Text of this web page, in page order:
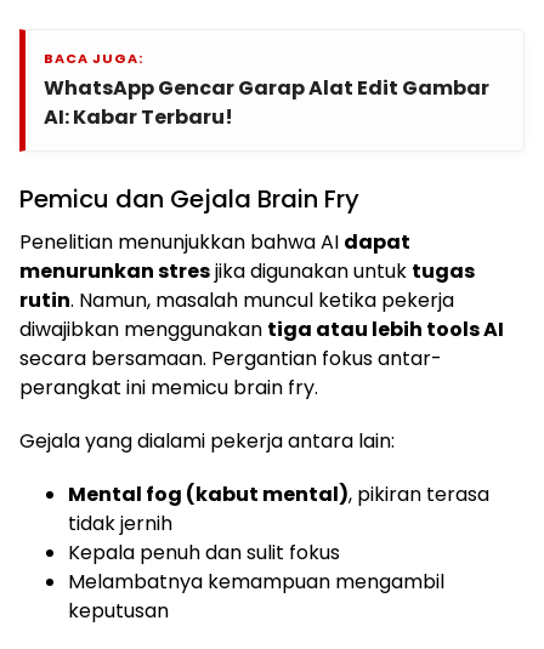
BACA JUGA:
WhatsApp Gencar Garap Alat Edit Gambar
AI: Kabar Terbaru!
Pemicu dan Gejala Brain Fry
Penelitian menunjukkan bahwa AI dapat
menurunkan stresjika digunakan untuk tugas
rutin. Namun, masalah muncul ketika pekerja
diwajibkan menggunakan tiga atau lebih tools AI
secara bersamaan. Pergantian fokus antar-
perangkat ini memicu brain fry.
Gejala yang dialami pekerja antara lain:
Mental fog (kabut mental), pikiran terasa
tidak jernih
Kepala penuh dan sulit fokus
Melambatnya kemampuan mengambil
keputusan